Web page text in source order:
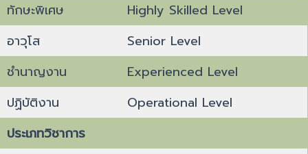
ทักษะพิเศษ
Highly Skilled Level
อาวุโส
Senior Level
ชำนาญงาน
Experienced Level
ปฏิบัติงาน
Operational Level
ประเภทวิชาการ